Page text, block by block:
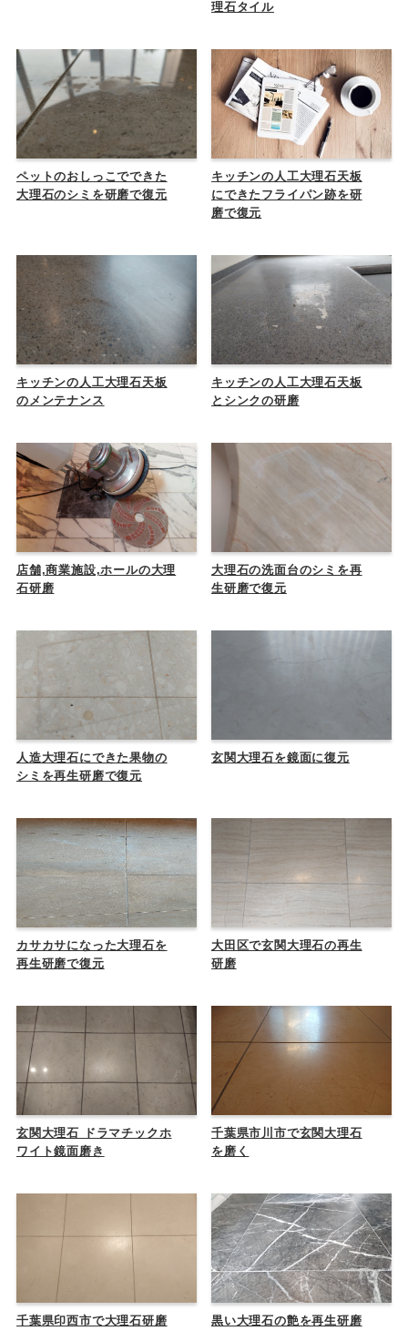
理石タイル
ペットのおしっこでできた
大理石のシミを研磨で復元
キッチンの人工大理石天板
にできたフライパン跡を研
磨で復元
キッチンの人工大理石天板
のメンテナンス
キッチンの人工大理石天板
とシンクの研磨
店舗,商業施設,ホールの大理
石研磨
大理石の洗面台のシミを再
生研磨で復元
人造大理石にできた果物の
シミを再生研磨で復元
玄関大理石を鏡面に復元
カサカサになった大理石を
再生研磨で復元
大田区で玄関大理石の再生
研磨
玄関大理石 ドラマチックホ
ワイト鏡面磨き
千葉県市川市で玄関大理石
を磨く
千葉県印西市で大理石研磨
黒い大理石の艶を再生研磨